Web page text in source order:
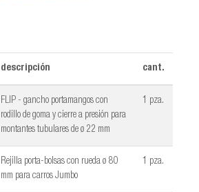
descripción cant.
FLIP - gancho portamangos con
rodillo de goma y cierre a presión para
montantes tubulares de ø 22 mm
1 pza.
Rejilla porta-bolsas con rueda ø 80
mm para carros Jumbo
1 pza.